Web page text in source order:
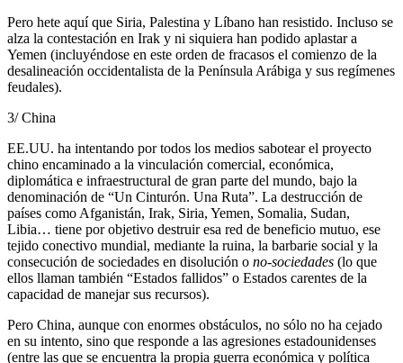
Pero hete aquí que Siria, Palestina y Líbano han resistido. Incluso se
alza la contestación en Irak y ni siquiera han podido aplastar a
Yemen (incluyéndose en este orden de fracasos el comienzo de la
desalineación occidentalista de la Península Arábiga y sus regímenes
feudales).
3/ China
EE.UU. ha intentando por todos los medios sabotear el proyecto
chino encaminado a la vinculación comercial, económica,
diplomática e infraestructural de gran parte del mundo, bajo la
denominación de “Un Cinturón. Una Ruta”. La destrucción de
países como Afganistán, Irak, Siria, Yemen, Somalia, Sudan,
Libia… tiene por objetivo destruir esa red de beneficio mutuo, ese
tejido conectivo mundial, mediante la ruina, la barbarie social y la
consecución de sociedades en disolución o no-sociedades (lo que
ellos llaman también “Estados fallidos” o Estados carentes de la
capacidad de manejar sus recursos).
Pero China, aunque con enormes obstáculos, no sólo no ha cejado
en su intento, sino que responde a las agresiones estadounidenses
(entre las que se encuentra la propia guerra económica y política